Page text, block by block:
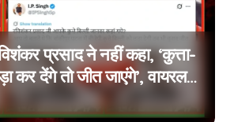
प्रसाद ने नहीं कहा, ‘कुत्ता-
कर देंगे तो जीत जाएंगे’, वायरल